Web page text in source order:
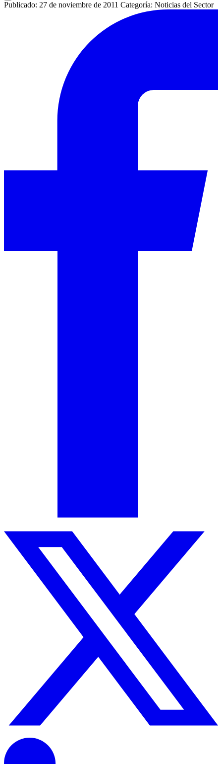
Publicado: 27 de noviembre de 2011 Categoría: Noticias del Sector